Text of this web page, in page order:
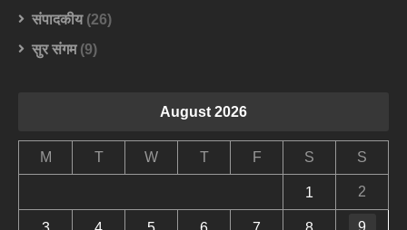
संपादकीय(26)
सुर संगम(9)
August 2026
M T W T F S S
1 2